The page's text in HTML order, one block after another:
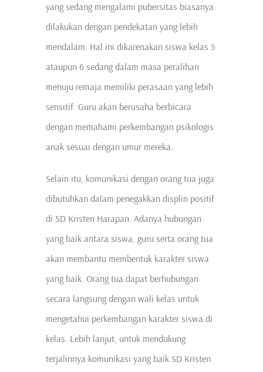
yang sedang mengalami pubersitas biasanya
dilakukan dengan pendekatan yang lebih
mendalam. Hal ini dikarenakan siswa kelas 5
ataupun 6 sedang dalam masa peralihan
menuju remaja memiliki perasaan yang lebih
sensitif. Guru akan berusaha berbicara
dengan memahami perkembangan psikologis
anak sesuai dengan umur mereka.
Selain itu, komunikasi dengan orang tua juga
dibutuhkan dalam penegakkan displin positif
di SD Kristen Harapan. Adanya hubungan
yang baik antara siswa, guru serta orang tua
akan membantu membentuk karakter siswa
yang baik. Orang tua dapat berhubungan
secara langsung dengan wali kelas untuk
mengetahui perkembangan karakter siswa di
kelas. Lebih lanjut, untuk mendukung
terjalinnya komunikasi yang baik SD Kristen